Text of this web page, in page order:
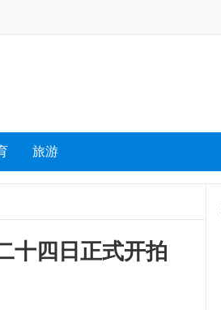
旅游
十四日正式开拍